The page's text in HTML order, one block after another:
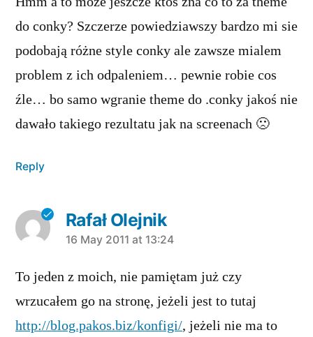
do conky? Szczerze powiedziawszy bardzo mi sie
podobają różne style conky ale zawsze mialem
problem z ich odpaleniem… pewnie robie cos
źle… bo samo wgranie theme do .conky jakoś nie
dawało takiego rezultatu jak na screenach 🙁
Reply
Rafał Olejnik
says:
16 May 2011 at 13:24
To jeden z moich, nie pamiętam już czy
wrzucałem go na stronę, jeżeli jest to tutaj
http://blog.pakos.biz/konfigi/, jeżeli nie ma to